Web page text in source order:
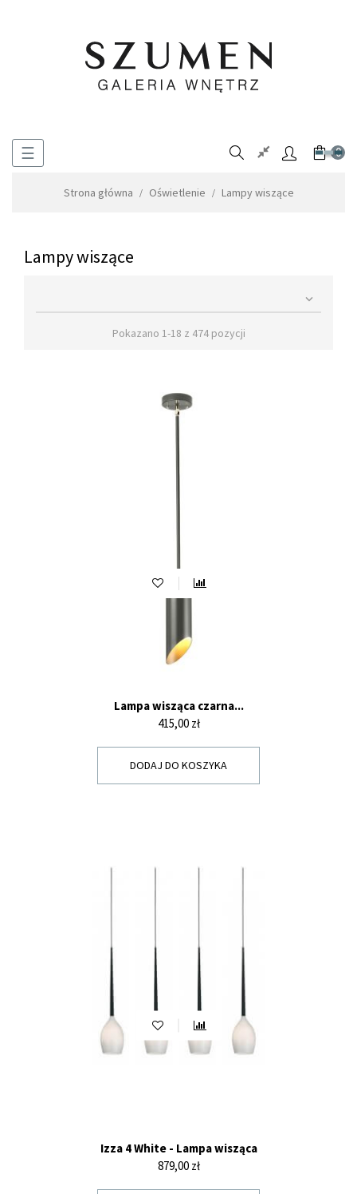
Toggle
☰ 0
Strona główna Oświetlenie Lampy wiszące
Lampy wiszące

Pokazano 1-18 z 474 pozycji
Lampa wisząca czarna...
Cena
415,00 zł
DODAJ DO KOSZYKA
Izza 4 White - Lampa wisząca
Cena
879,00 zł